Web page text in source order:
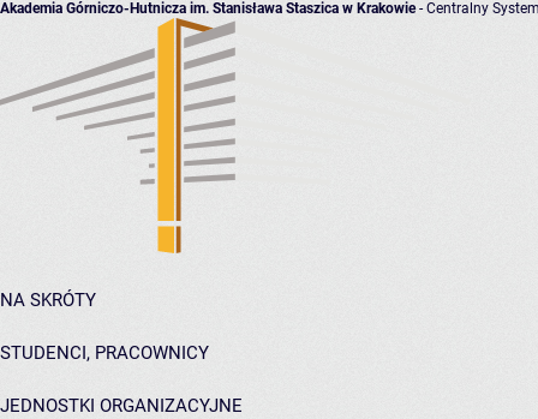
Akademia Górniczo-Hutnicza im. Stanisława Staszica w Krakowie- Centralny
NA SKRÓTY
STUDENCI, PRACOWNICY
JEDNOSTKI ORGANIZACYJNE